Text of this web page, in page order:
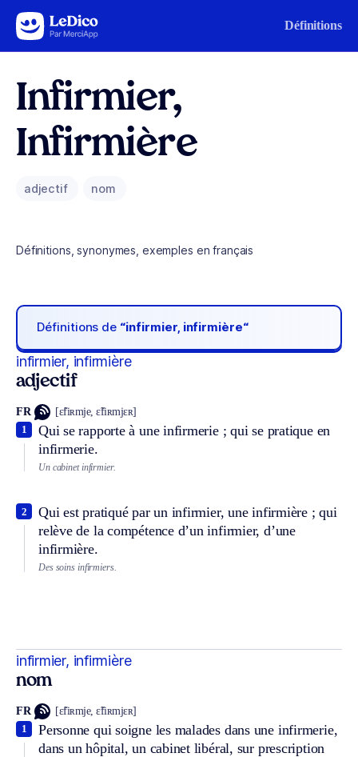
Aller au contenu Définitions
Infirmier,
Infirmière
adjectif nom
Définitions, synonymes, exemples en français
Définitions de “infirmier, infirmière“
infirmier, infirmière
adjectif
FR [ɛ̃fiʀmje, ɛ̃fiʀmjɛʀ]
Qui se rapporte à une infirmerie ; qui se pratique en
infirmerie.
1
Un cabinet infirmier.
Qui est pratiqué par un infirmier, une infirmière ; qui
relève de la compétence d’un infirmier, d’une
infirmière.
2
Des soins infirmiers.
infirmier, infirmière
nom
FR [ɛ̃fiʀmje, ɛ̃fiʀmjɛʀ]
Personne qui soigne les malades dans une infirmerie,
dans un hôpital, un cabinet libéral, sur prescription
1